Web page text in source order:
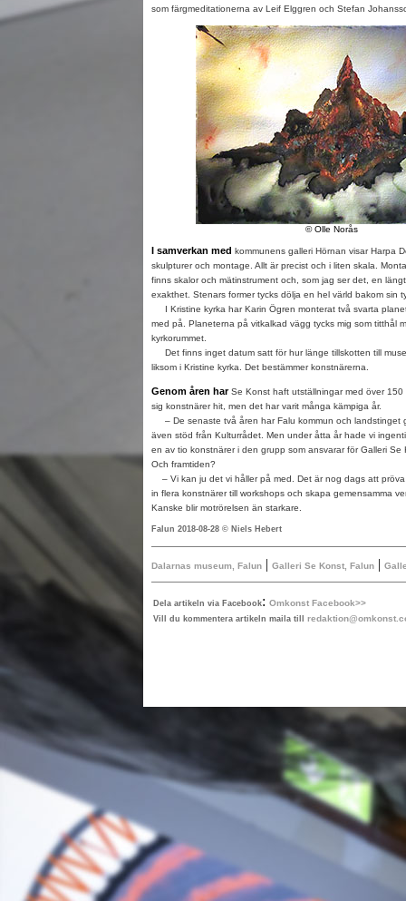
som färgmeditationerna av Leif Elggren och Stefan
© Olle Norås
I samverkan med kommunens galleri Hörnan visar Harpa
skulpturer och montage. Allt är precist och i liten skala.
finns skalor och mätinstrument och, som jag ser det, en
exakthet. Stenars former tycks dölja en hel värld bakom sin
I Kristine kyrka har Karin Ögren monterat två svarta
med på. Planeterna på vitkalkad vägg tycks mig som titthål
kyrkorummet.
Det finns inget datum satt för hur länge tillskotten till
liksom i Kristine kyrka. Det bestämmer konstnärerna.
Genom åren harSe Konst haft utställningar med över
sig konstnärer hit, men det har varit många kämpiga år.
– De senaste två åren har Falu kommun och landstinget
även stöd från Kulturrådet. Men under åtta år hade vi
en av tio konstnärer i den grupp som ansvarar för Galleri Se
Och framtiden?
– Vi kan ju det vi håller på med. Det är nog dags att
in flera konstnärer till workshops och skapa gemensamma
Kanske blir motrörelsen än starkare.
Falun 2018-08-28 © Niels Hebert
Dalarnas museum, Falun | Galleri Se Konst, Falun |
Dela artikeln via Facebook: Omkonst Facebook>>
Vill du kommentera artikeln maila till